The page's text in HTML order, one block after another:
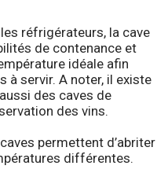
réfrigérateurs, la cave
de contenance et
idéale afin
à servir. A noter, il existe
des caves de
des vins.
permettent d’abriter
différentes.